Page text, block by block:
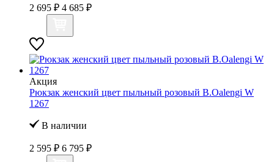
2 695 ₽ 4 685 ₽
Акция
Рюкзак женский цвет пыльный розовый B.Oalengi W
1267
В наличии
2 595 ₽ 6 795 ₽